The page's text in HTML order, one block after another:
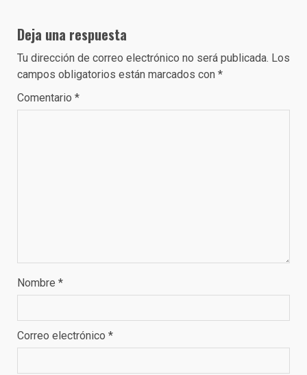
Deja una respuesta
Tu dirección de correo electrónico no será publicada. Los
campos obligatorios están marcados con *
Comentario *
Nombre *
Correo electrónico *